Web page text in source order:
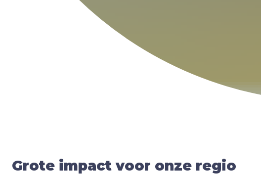
Grote impact voor onze regio